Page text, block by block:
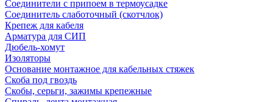
Соединители с припоем в термоусадке
Соединитель слаботочный (скотчлок)
Крепеж для кабеля
Арматура для СИП
Дюбель-хомут
Изоляторы
Основание монтажное для кабельных стяжек
Скоба под гвоздь
Скобы, серьги, зажимы крепежные